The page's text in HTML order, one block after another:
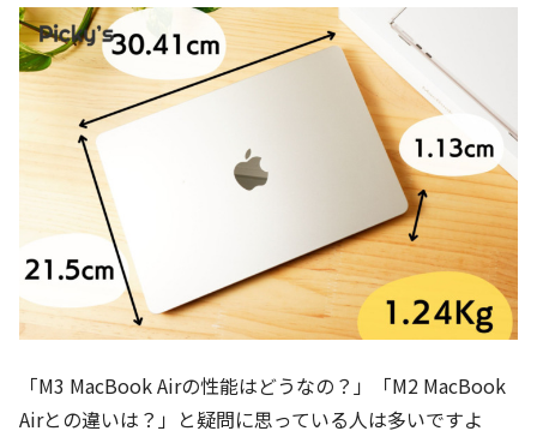
「M3 MacBook Airの性能はどうなの？」「M2 MacBook
Airとの違いは？」と疑問に思っている人は多いですよ